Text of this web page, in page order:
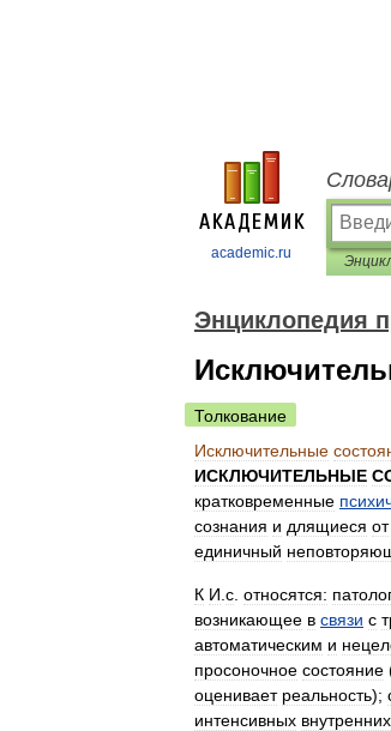
academic.ru
Энциклопедия
Толкование
Исключительные
ИСКЛЮЧИТЕЛЬНЫЕ
кратковременные
сознания и длящиеся от
единичный
К И с относятся:
возникающее в связи с
автоматическим и
просоночное состояние
оценивает реальность);
интенсивных внутренних